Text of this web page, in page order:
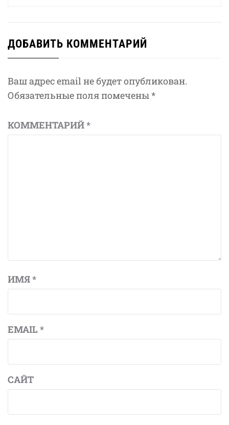
ДОБАВИТЬ КОММЕНТАРИЙ
Ваш адрес email не будет опубликован.
Обязательные поля помечены *
КОММЕНТАРИЙ*
ИМЯ*
EMAIL *
САЙТ